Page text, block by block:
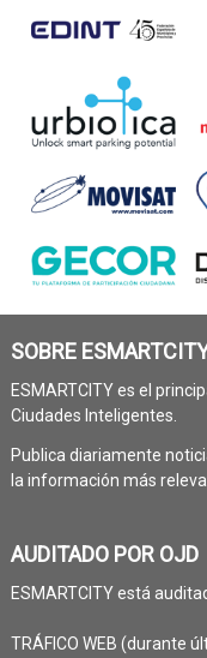
SOBRE
ESMARTCITY es el
Ciudades Inteligentes.
Publica diariamente
la información más
AUDITADO POR OJD
ESMARTCITY está
TRÁFICO WEB (durante